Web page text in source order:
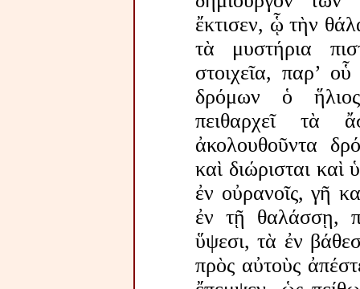
ἔκτισεν, ᾧ τὴν
τὰ μυστήρια
στοιχεῖα, παρ’
δρόμων ὁ
πειθαρχεῖ τὰ
ἀκολουθοῦντα
καὶ διώρισται καὶ
ἐν οὐρανοῖς, γῆ
ἐν τῇ θαλάσσῃ,
ὕψεσι, τὰ ἐν
πρὸς αὐτοὺς